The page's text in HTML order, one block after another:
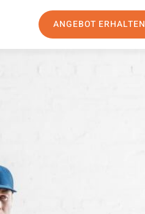
ANGEBOT ERHALTEN